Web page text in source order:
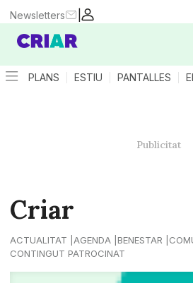
|
Newsletters
PLANS ESTIU PANTALLES
Criar
ACTUALITAT AGENDA BENESTAR
CONTINGUT PATROCINAT